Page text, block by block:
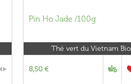
Pin Ho Jade /100g
Thé vert du Vietnam Bio
8,50 €